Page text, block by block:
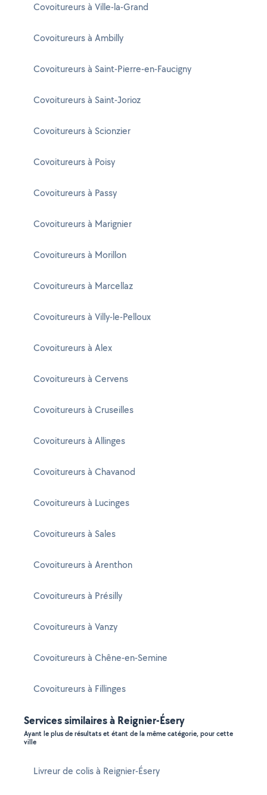
Covoitureurs à Ville-la-Grand
Covoitureurs à Ambilly
Covoitureurs à Saint-Pierre-en-Faucigny
Covoitureurs à Saint-Jorioz
Covoitureurs à Scionzier
Covoitureurs à Poisy
Covoitureurs à Passy
Covoitureurs à Marignier
Covoitureurs à Morillon
Covoitureurs à Marcellaz
Covoitureurs à Villy-le-Pelloux
Covoitureurs à Alex
Covoitureurs à Cervens
Covoitureurs à Cruseilles
Covoitureurs à Allinges
Covoitureurs à Chavanod
Covoitureurs à Lucinges
Covoitureurs à Sales
Covoitureurs à Arenthon
Covoitureurs à Présilly
Covoitureurs à Vanzy
Covoitureurs à Chêne-en-Semine
Covoitureurs à Fillinges
Services similaires à Reignier-Ésery
Ayant le plus de résultats et étant de la même catégorie, pour cette
ville
Livreur de colis à Reignier-Ésery